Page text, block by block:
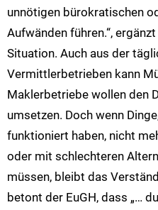
unnötigen bürokratischen
Aufwänden führen.“,
Situation. Auch aus der
Vermittlerbetrieben kann
Maklerbetriebe wollen den
umsetzen. Doch wenn
funktioniert haben, nicht
oder mit schlechteren
müssen, bleibt das
betont der EuGH, dass „…